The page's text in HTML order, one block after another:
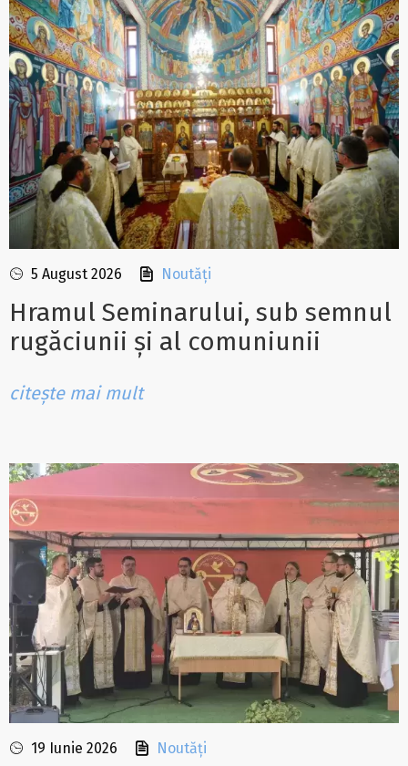
5 August 2026 Noutăți
Hramul Seminarului, sub semnul
rugăciunii și al comuniunii
citește mai mult
19 Iunie 2026 Noutăți